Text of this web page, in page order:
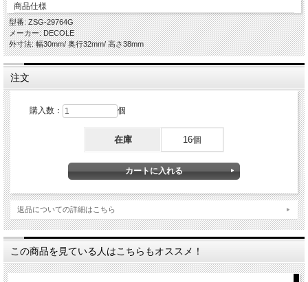
商品仕様
型番: ZSG-29764G
メーカー: DECOLE
外寸法: 幅30mm/ 奥行32mm/ 高さ38mm
注文
購入数： 個
在庫 16個
返品についての詳細はこちら
この商品を見ている人はこちらもオススメ！